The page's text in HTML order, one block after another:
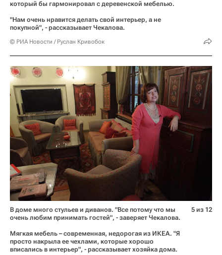
который бы гармонировал с деревенской мебелью.
"Нам очень нравится делать свой интерьер, а не
покупной", - рассказывает Чекалова.
© РИА Новости / Руслан Кривобок
В доме много стульев и диванов. "Все потому что мы
очень любим принимать гостей", - заверяет Чекалова.
Мягкая мебель – современная, недорогая из ИКЕА. "Я
просто накрыла ее чехлами, которые хорошо
вписались в интерьер", - рассказывает хозяйка дома.
5 из 12